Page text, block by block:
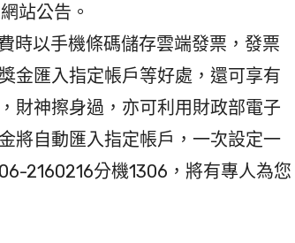
站公告。
時以手機條碼儲存雲端發票，發票
金匯入指定帳戶等好處，還可享有
財神擦身過，亦可利用財政部電子
將自動匯入指定帳戶，一次設定一
2160216分機1306，將有專人為您